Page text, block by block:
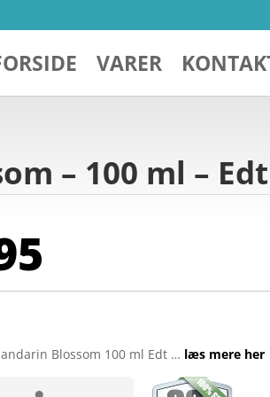
VARER
– 100 ml – Edt
Blossom 100 ml Edt … læs mere her